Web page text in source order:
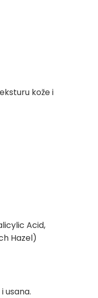
kože i
Acid,
Hazel)
usana.